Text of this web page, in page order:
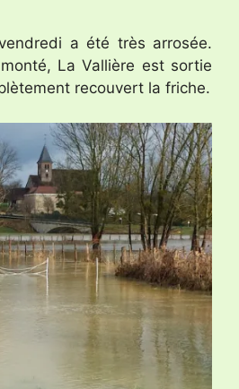
a été très arrosée.
La Vallière est sortie
recouvert la friche.